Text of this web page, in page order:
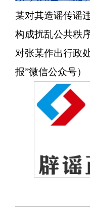
某对其造谣传谣
构成扰乱公共秩
对张某作出行政
报”微信公众号）